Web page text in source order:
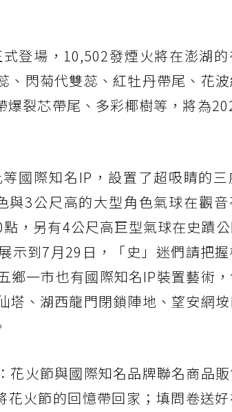
登場，10,502發煙火將在澎湖
、閃菊代雙蕊、紅牡丹帶尾、花
裂芯帶尾、多彩椰樹等，將為
國際知名IP，設置了超吸睛的
3公尺高的大型角色氣球在觀
，另有4公尺高巨型氣球在史蹟
示到7月29日，「史」迷們請把
鄉一市也有國際知名IP裝置藝術
塔、湖西龍門閉鎖陣地、望安網
花火節與國際知名品牌聯名商品
火節的回憶帶回家；填問卷送